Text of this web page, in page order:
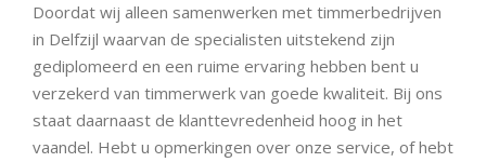
Doordat wij alleen samenwerken met timmerbedrijven
in Delfzijl waarvan de specialisten uitstekend zijn
gediplomeerd en een ruime ervaring hebben bent u
verzekerd van timmerwerk van goede kwaliteit. Bij ons
staat daarnaast de klanttevredenheid hoog in het
vaandel. Hebt u opmerkingen over onze service, of hebt